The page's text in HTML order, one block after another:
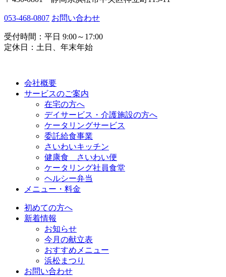
053-468-0807 お問い合わせ
受付時間：平日 9:00～17:00
定休日：土日、年末年始
会社概要
サービスのご案内
在宅の方へ
デイサービス・介護施設の方へ
ケータリングサービス
委託給食事業
さいわいキッチン
健康食 さいわい便
ケータリング社員食堂
ヘルシー弁当
メニュー・料金
初めての方へ
新着情報
お知らせ
今月の献立表
おすすめメニュー
浜松まつり
お問い合わせ